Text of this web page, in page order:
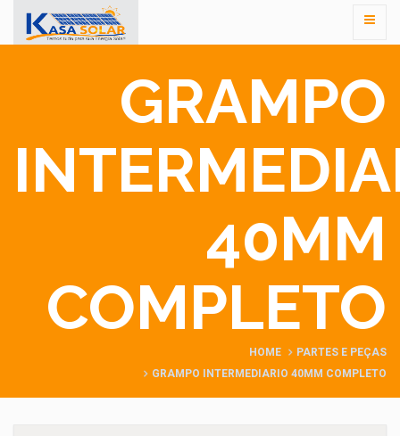
GRAMPO
40MM
COMPLETO
HOME
PARTES E PEÇAS
GRAMPO INTERMEDIARIO 40MM COMPLETO